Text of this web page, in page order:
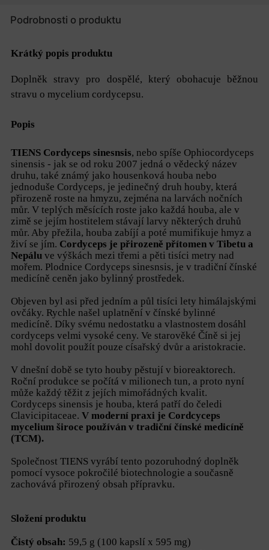
Podrobnosti o produktu
Krátký popis produktu
Doplněk stravy pro dospělé, který obohacuje běžnou
stravu o mycelium cordycepsu.
Popis
TIENS Cordyceps sinesnsis, nebo spíše Ophiocordyceps
sinensis - jak se od roku 2007 jedná o vědecký název
druhu, také známý jako housenková houba nebo
jednoduše Cordyceps, je jedinečný druh houby, která
přirozeně roste na hmyzu, zejména na larvách nočních
můr. V teplých měsících roste jako každá houba, ale v
zimě se jejím hostitelem stávají larvy některých druhů
můr. Aby přežila, houba zabíjí a poté mumifikuje hmyz a
živí se jím. Cordyceps je přirozeně přítomen v Tibetu a
Nepáluve výškách mezi třemi a pěti tisíci metry nad
mořem. Plodnice Cordyceps sinesnsis, je v tradiční čínské
medicíně ceněn jako bylinný prostředek.
Objeven byl asi před jedním a půl tisíci lety himálajskými
ovčáky. Rychle našel uplatnění v čínské bylinné
medicíně. Díky svému nedostatku a vlastnostem dosáhl
cordyceps velmi vysoké ceny. Ve starověké Číně si jej
mohl dovolit použít pouze císařský dvůr a aristokracie.
V dnešní době se tyto houby pěstují v bioreaktorech.
Roční produkce se počítá v milionech tun, a proto nyní
může každý těžit z jejích mimořádných kvalit.
Cordyceps sinensis je houba, která patří do čeledi
Clavicipitaceae. V moderní praxi je Cordcyceps
mycelium široce používán v tradiční čínské medicíně
(TCM).
Společnost TIENS vyrábí tento pozoruhodný doplněk
pomocí vysoce pokročilé biotechnologie a současně
zachovává přirozený obsah přípravku.
Složení produktu
Čistý obsah: 59,5 g (100 kapslí x 595 mg)